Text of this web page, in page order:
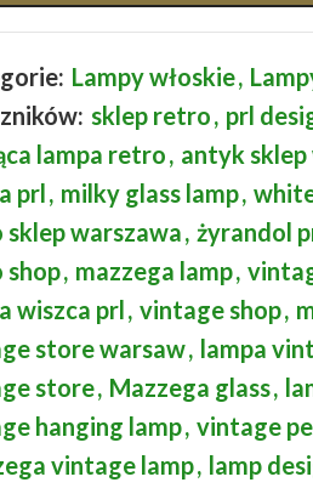
Lampy włoskie,
sklep retro, prl
lampa retro, antyk
prl, milky glass lamp,
warszawa, żyrandol
, mazzega lamp,
wiszca prl, vintage shop,
store warsaw, lampa
store, Mazzega glass,
hanging lamp, vintage
vintage lamp, lamp